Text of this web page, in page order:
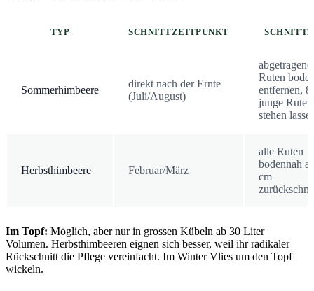
TYP SCHNITTZEITPUNKT
Sommerhimbeere
direkt nach der Ernte
(Juli/August)
abgetragene
Ruten
entfernen,
junge
stehen
Herbsthimbeere Februar/März
alle Ruten
bodennah
cm
Im Topf: Möglich, aber nur in grossen Kübeln ab 30 Liter
Volumen. Herbsthimbeeren eignen sich besser, weil ihr radikaler
Rückschnitt die Pflege vereinfacht. Im Winter Vlies um den Topf
wickeln.